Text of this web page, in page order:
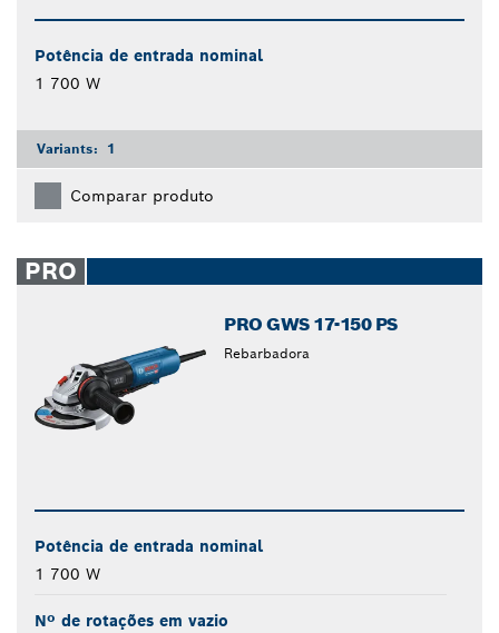
Potência de entrada nominal
1 700 W
Variants: 1
Comparar produto
PRO
PRO GWS 17-150 PS
Rebarbadora
Potência de entrada nominal
1 700 W
Nº de rotações em vazio